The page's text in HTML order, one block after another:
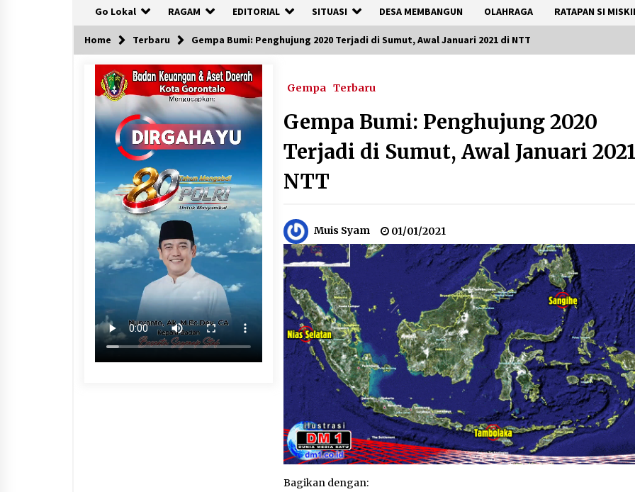
Go Lokal RAGAM EDITORIAL SITUASI DESA MEMBANGUN OLAHRAGA RATAPAN SI
Home Terbaru Gempa Bumi: Penghujung 2020 Terjadi di Sumut, Awal Januari 2021 di NTT
Gempa Terbaru
Gempa Bumi: Penghujung 2020
Terjadi di Sumut, Awal Januari
NTT
Muis Syam 01/01/2021
Bagikan dengan: